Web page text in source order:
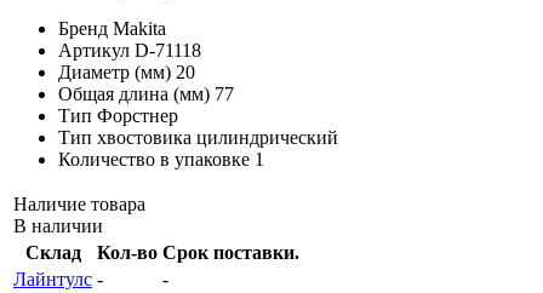
Бренд Makita
Артикул D-71118
Диаметр (мм) 20
Общая длина (мм) 77
Тип Форстнер
Тип хвостовика цилиндрический
Количество в упаковке 1
Наличие товара
В наличии
Склад
Кол-во Срок поставки.
Лайнтулс -
-